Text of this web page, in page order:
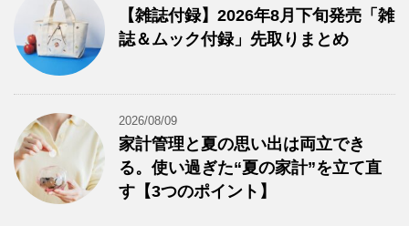
【雑誌付録】2026年8月下旬発売「雑
誌＆ムック付録」先取りまとめ
2026/08/09
家計管理と夏の思い出は両立でき
る。使い過ぎた“夏の家計”を立て直
す【3つのポイント】